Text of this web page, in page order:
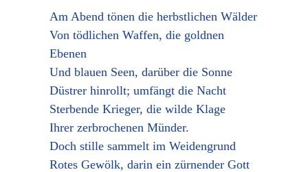
Am Abend tönen die herbstlichen Wälder
Von tödlichen Waffen, die goldnen
Ebenen
Und blauen Seen, darüber die Sonne
Düstrer hinrollt; umfängt die Nacht
Sterbende Krieger, die wilde Klage
Ihrer zerbrochenen Münder.
Doch stille sammelt im Weidengrund
Rotes Gewölk, darin ein zürnender Gott